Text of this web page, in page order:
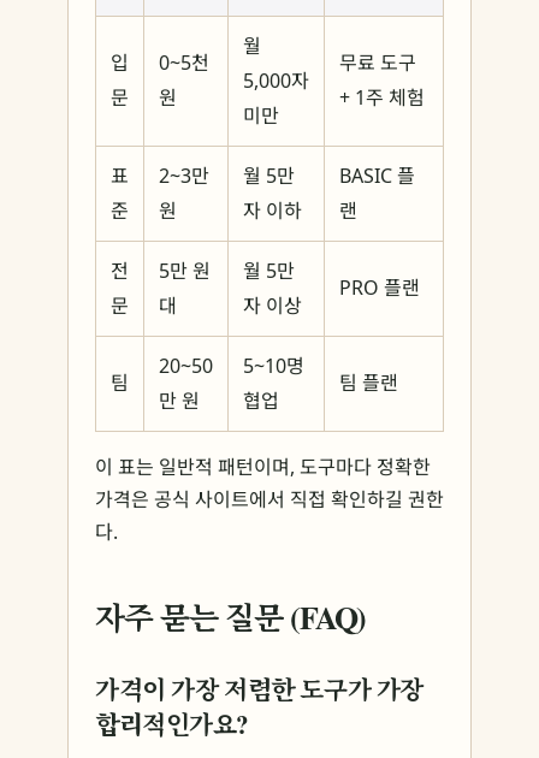
입
문
0~5천
원
월
5,000자
미만
무료 도구
+ 1주 체험
표
준
2~3만
원
월 5만
자 이하
BASIC 플
랜
전
문
5만 원
대
월 5만
자 이상
PRO 플랜
팀
20~50
만 원
5~10명
협업
팀 플랜
이 표는 일반적 패턴이며, 도구마다 정확한
가격은 공식 사이트에서 직접 확인하길 권한
다.
자주 묻는 질문 (FAQ)
가격이 가장 저렴한 도구가 가장
합리적인가요?